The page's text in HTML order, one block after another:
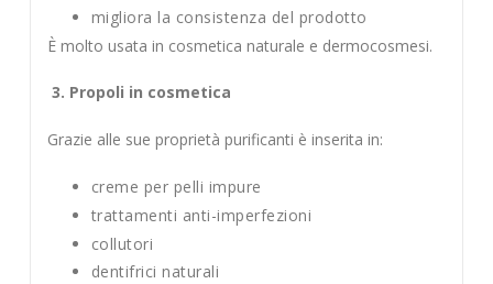
migliora la consistenza del prodotto
È molto usata in cosmetica naturale e dermocosmesi.
3. Propoli in cosmetica
Grazie alle sue proprietà purificanti è inserita in:
creme per pelli impure
trattamenti anti-imperfezioni
collutori
dentifrici naturali